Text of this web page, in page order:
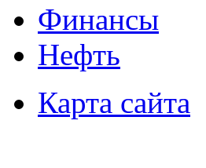
Финансы
Нефть
Карта сайта